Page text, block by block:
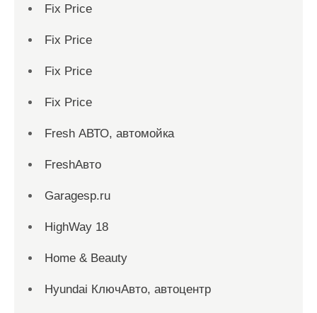
Fix Price
Fix Price
Fix Price
Fix Price
Fresh АВТО, автомойка
FreshАвто
Garagesp.ru
HighWay 18
Home & Beauty
Hyundai КлючАвто, автоцентр